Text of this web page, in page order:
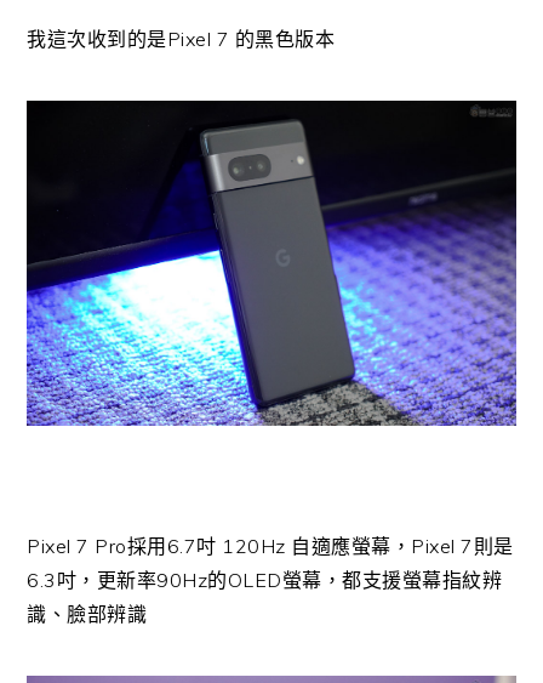
我這次收到的是Pixel 7 的黑色版本
Pixel 7 Pro採用6.7吋 120Hz 自適應螢幕，Pixel 7則是
6.3吋，更新率90Hz的OLED螢幕，都支援螢幕指紋辨
識、臉部辨識